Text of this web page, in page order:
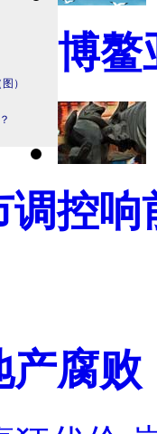
）
博鳌
调控响
产腐败